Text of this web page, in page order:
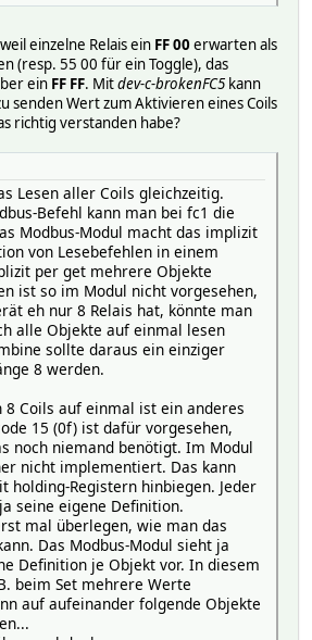
einzelne Relais ein FF 00erwarten als
(resp. 55 00 für ein Toggle), das
ein FF FF. Mitdev-c-brokenFC5 kann
senden Wert zum Aktivieren eines Coils
richtig verstanden habe?
Lesen aller Coils gleichzeitig.
Befehl kann man bei fc1 die
Modbus-Modul macht das implizit
von Lesebefehlen in einem
per get mehrere Objekte
ist so im Modul nicht vorgesehen,
eh nur 8 Relais hat, könnte man
alle Objekte auf einmal lesen
sollte daraus ein einziger
8 werden.
8 Coils auf einmal ist ein anderes
15 (0f) ist dafür vorgesehen,
noch niemand benötigt. Im Modul
nicht implementiert. Das kann
holding-Registern hinbiegen. Jeder
seine eigene Definition.
mal überlegen, wie man das
Das Modbus-Modul sieht ja
Definition je Objekt vor. In diesem
beim Set mehrere Werte
auf aufeinander folgende Objekte